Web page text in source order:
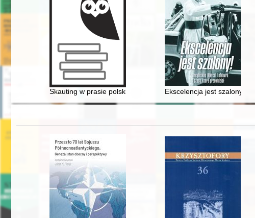
Skauting w prasie polskiej z lat 1909-1911 : (teksty źródłowe)
Ekscelencja jest szalony! :